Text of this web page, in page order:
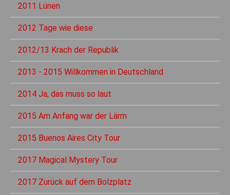
2011 Lünen
2012 Tage wie diese
2012/13 Krach der Republik
2013 - 2015 Willkommen in Deutschland
2014 Ja, das muss so laut
2015 Am Anfang war der Lärm
2015 Buenos Aires City Tour
2017 Magical Mystery Tour
2017 Zurück auf dem Bolzplatz